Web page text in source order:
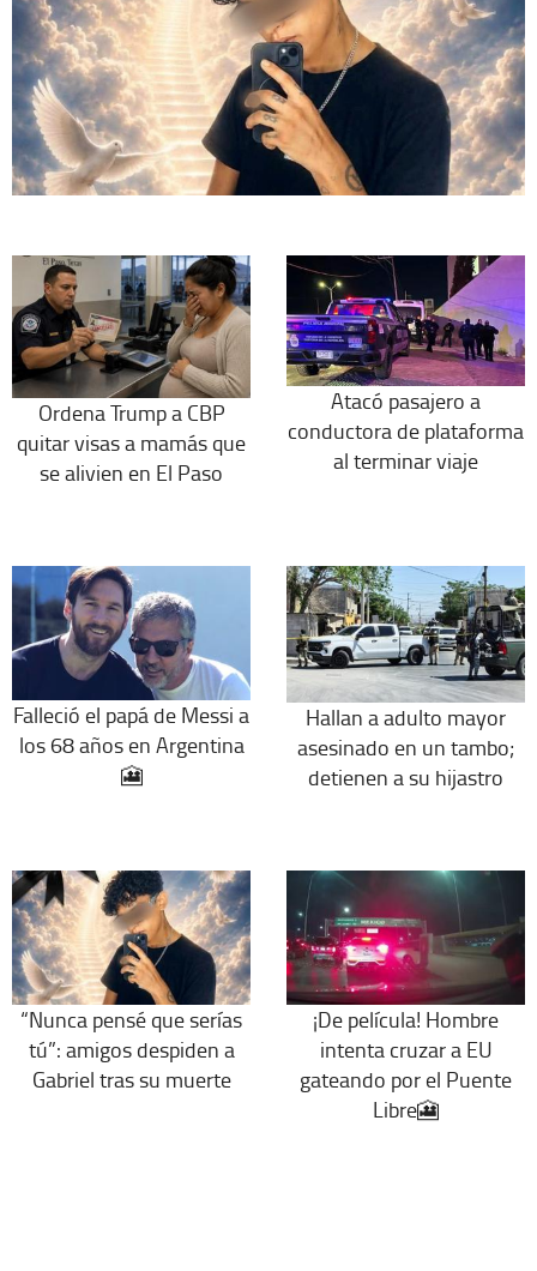
Ordena Trump a CBP
quitar visas a mamás que
se alivien en El Paso
Atacó pasajero a
conductora de plataforma
al terminar viaje
Falleció el papá de Messi a
los 68 años en Argentina
🎦
Hallan a adulto mayor
asesinado en un tambo;
detienen a su hijastro
“Nunca pensé que serías
tú”: amigos despiden a
Gabriel tras su muerte
¡De película! Hombre
intenta cruzar a EU
gateando por el Puente
Libre🎦